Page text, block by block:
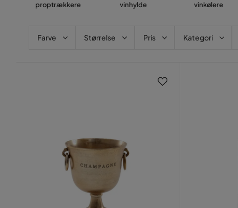
proptrækkere
vinhylde
vinkølere
Farve Størrelse Pris Kategori